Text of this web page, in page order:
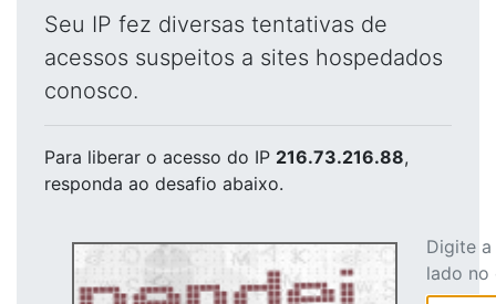
Seu IP fez diversas tentativas de
acessos suspeitos a sites hospedados
conosco.
Para liberar o acesso do IP 216.73.216.88,
responda ao desafio abaixo.
Digite
lado no